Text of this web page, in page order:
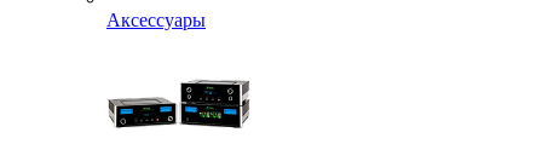
Аксессуары